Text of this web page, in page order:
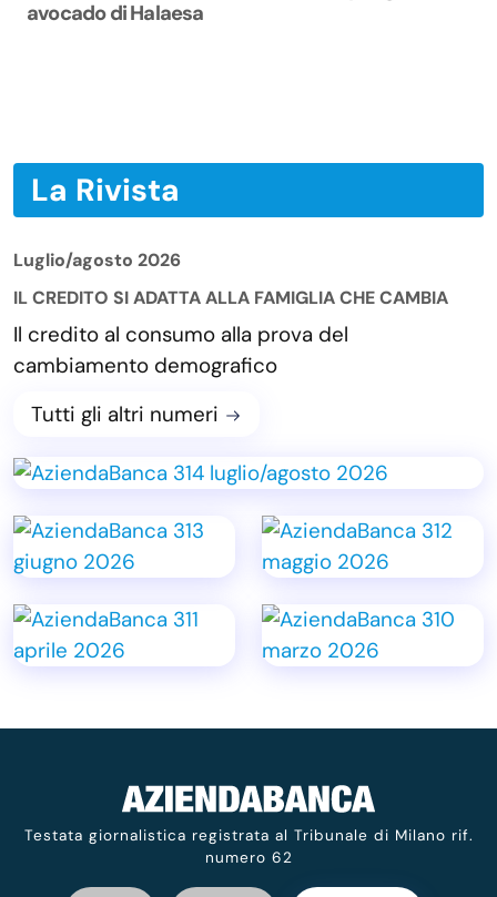
avocado di Halaesa
La Rivista
Luglio/agosto 2026
IL CREDITO SI ADATTA ALLA FAMIGLIA CHE CAMBIA
Il credito al consumo alla prova del
cambiamento demografico
Tutti gli altri numeri
Testata giornalistica registrata al Tribunale di Milano rif.
numero 62